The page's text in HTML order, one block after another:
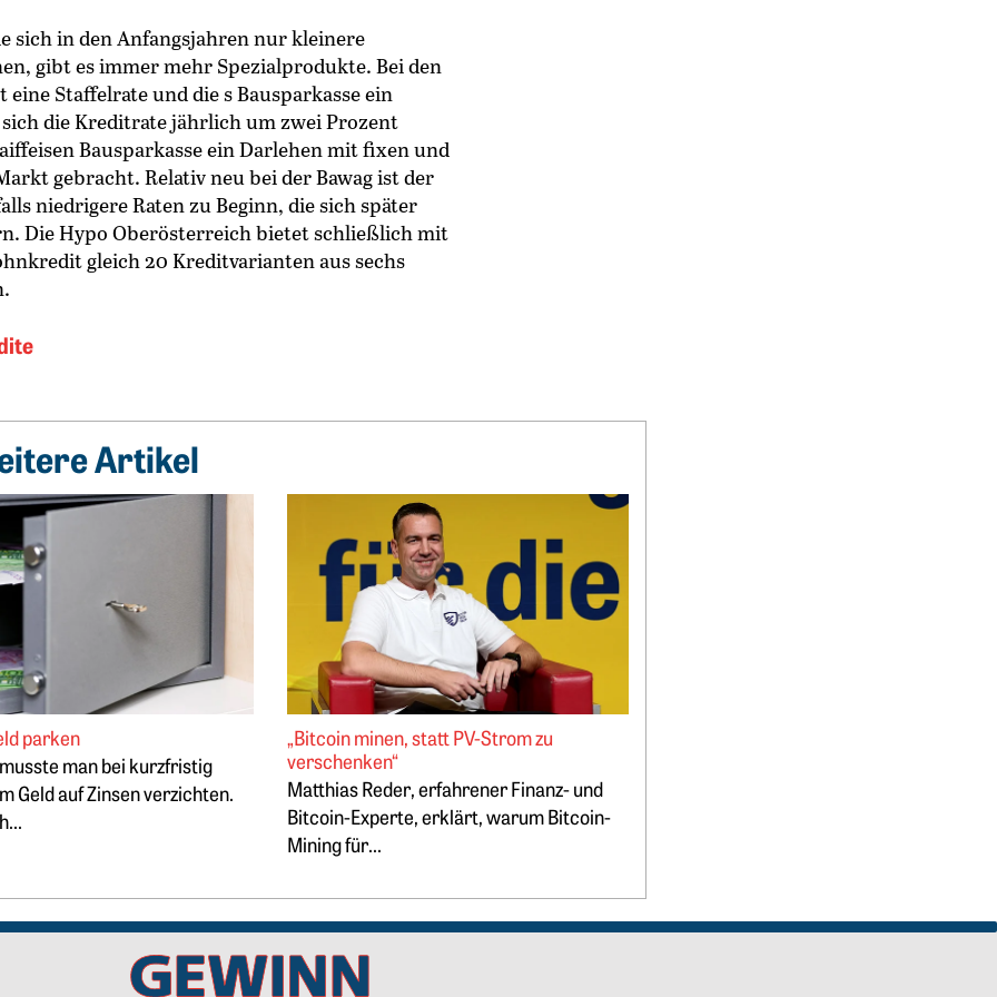
sich in den Anfangsjahren nur kleinere
gibt es immer mehr Spezialprodukte. Bei den
Staffelrate und die s Bausparkasse ein
die Kreditrate jährlich um zwei Prozent
Bausparkasse ein Darlehen mit fixen und
gebracht. Relativ neu bei der Bawag ist der
niedrigere Raten zu Beginn, die sich später
Die Hypo Oberösterreich bietet schließlich mit
gleich 20 Kreditvarianten aus sechs
Artikel
in die nächste Wachstumsphase
parken
man bei kurzfristig
Geld auf Zinsen verzichten.
Geld parken
„Bitcoin minen, statt PV-Strom zu
verschenken“
Matthias Reder, erfahrener Finanz- und
Bitcoin-Experte, erklärt, warum Bitcoin-
Mining für...
Weiterlesen: „Bitcoin minen, statt PV-Strom zu verschenken“